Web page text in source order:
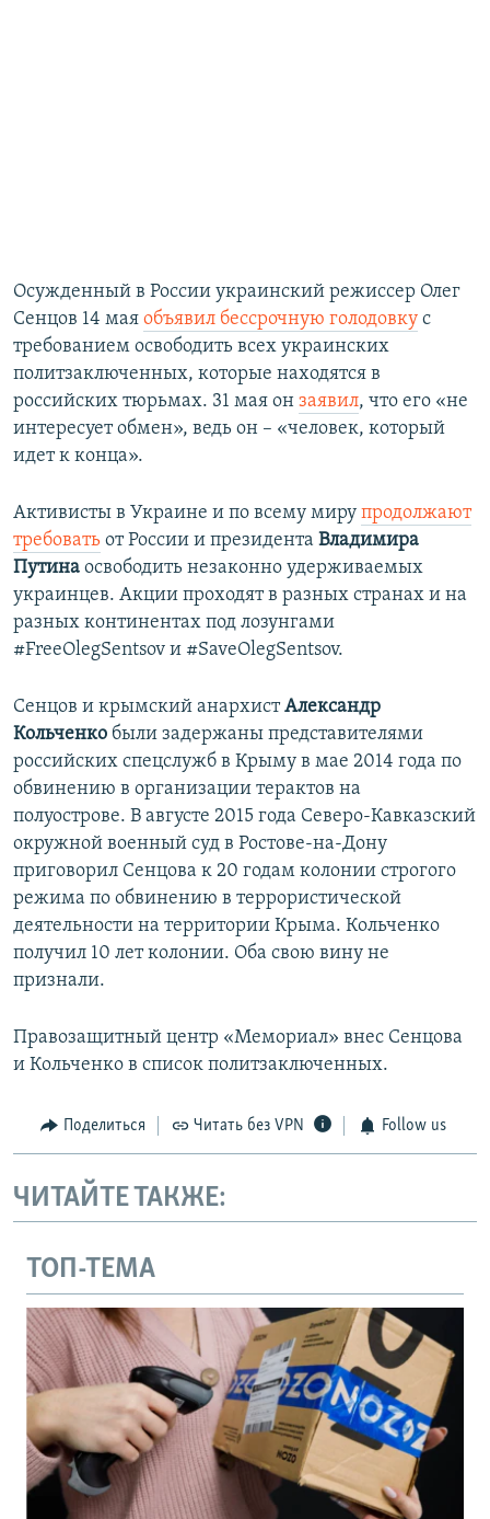
Осужденный в России украинский режиссер Олег
Сенцов 14 мая объявил бессрочную голодовку с
требованием освободить всех украинских
политзаключенных, которые находятся в
российских тюрьмах. 31 мая он заявил, что его «не
интересует обмен», ведь он ​– «человек, который
идет к конца».
Активисты в Украине и по всему миру продолжают
требовать от России и президента Владимира
Путина освободить незаконно удерживаемых
украинцев. Акции проходят в разных странах и на
разных континентах под лозунгами​
#FreeOlegSentsov и #SaveOlegSentsov.
Сенцов и крымский анархистАлександр
Кольченко были задержаны представителями
российских спецслужб в Крыму в мае 2014 года по
обвинению в организации терактов на
полуострове. В августе 2015 года Северо-Кавказский
окружной военный суд в Ростове-на-Дону
приговорил Сенцова к 20 годам колонии строгого
режима по обвинению в террористической
деятельности на территории Крыма. Кольченко
получил 10 лет колонии. Оба свою вину не
признали.
Правозащитный центр «Мемориал» внес Сенцова
и Кольченко в список политзаключенных.
Поделиться Читать без VPN Follow us
ЧИТАЙТЕ ТАКЖЕ:
ТОП-ТЕМА